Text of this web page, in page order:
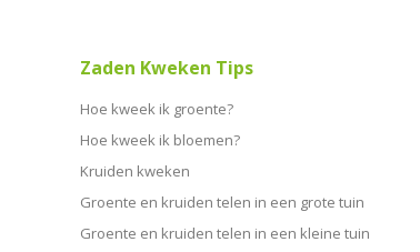
Zaden Kweken Tips
Hoe kweek ik groente?
Hoe kweek ik bloemen?
Kruiden kweken
Groente en kruiden telen in een grote tuin
Groente en kruiden telen in een kleine tuin